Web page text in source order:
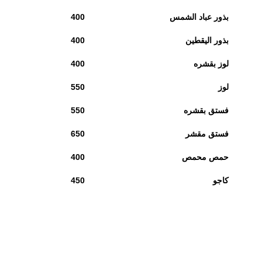
بذور عباد الشمس 400
بذور اليقطين 400
لوز بقشره 400
لوز 550
فستق بقشره 550
فستق مقشر 650
حمص محمص 400
كاجو 450